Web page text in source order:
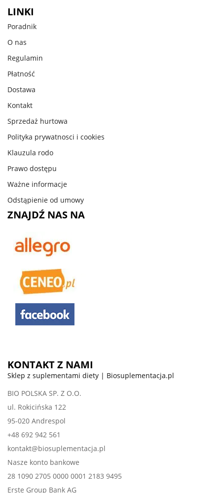
LINKI
Poradnik
O nas
Regulamin
Płatność
Dostawa
Kontakt
Sprzedaż hurtowa
Polityka prywatnosci i cookies
Klauzula rodo
Prawo dostępu
Ważne informacje
Odstąpienie od umowy
ZNAJDŹ NAS NA
KONTAKT Z NAMI
Sklep z suplementami diety | Biosuplementacja.pl
BIO POLSKA SP. Z O.O.
ul. Rokicińska 122
95-020 Andrespol
+48 692 942 561
kontakt@biosuplementacja.pl
Nasze konto bankowe
28 1090 2705 0000 0001 2183 9495
Erste Group Bank AG